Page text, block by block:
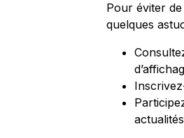
Pour éviter
quelques